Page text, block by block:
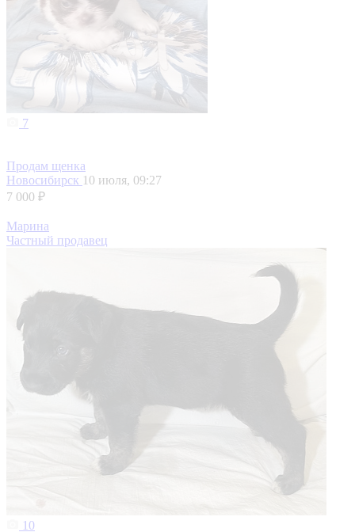
7
Продам щенка
Новосибирск 10 июля, 09:27
7 000 ₽
Марина
Частный продавец
10